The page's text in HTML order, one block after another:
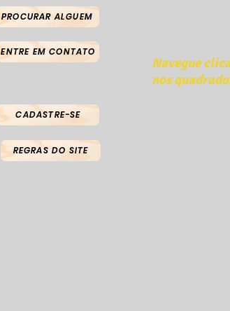
PROCURAR ALGUEM
ENTRE EM CONTATO
Navegue
nos
CADASTRE-SE
REGRAS DO SITE